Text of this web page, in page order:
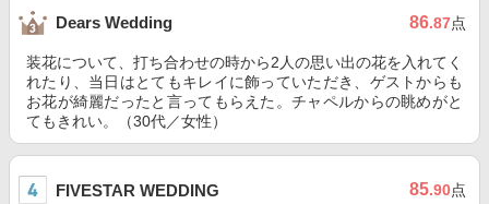
Dears Wedding 86.87点
装花について、打ち合わせの時から2人の思い出の花を入れてく
れたり、当日はとてもキレイに飾っていただき、ゲストからも
お花が綺麗だったと言ってもらえた。チャペルからの眺めがと
てもきれい。（30代／女性）
FIVESTAR WEDDING 85.90点